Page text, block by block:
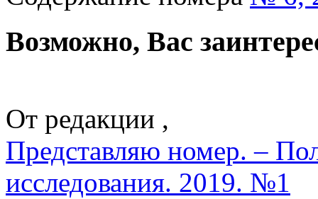
Возможно, Вас
От редакции ,
Представляю номер. –
исследования. 2019. №1